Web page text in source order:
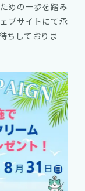
めの一歩を踏み
ブサイトにて承
ちしておりま